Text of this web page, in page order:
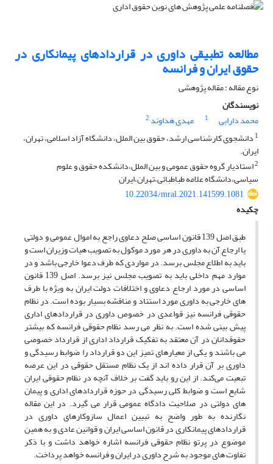
‎مطالعه تطبیقی داوری در قراردادهای پیمانکاری در
حقوق ایران و فرانسه
نوع مقاله : مقاله پژوهشی
نویسندگان
محمد دارابى
1 مهدی هداوند 2
1 دانشجوی کارشناسی ارشد، حقوق بین الملل، دانشگاه آزاد اسلامى، تهران،
ایران.
2استادیار گروه حقوق عمومی و بین الملل،دانشکده حقوق و علوم
سیاسی،دانشگاه علامه طباطبائی،تهران،ایران
10.22034/mral.2021.141599.1081
چکیده
طبق اصل 139 قانون اساسی صلح دعاوی راجع به اموال عمومی و دولتی
یا ارجاع آن به داوری در هر مورد موکول به تصویب هیات وزیران است و
باید به اطلاع مجلس برسد. در مواردی که طرف دعوا خارجی باشد و در
موارد مهم داخلی باید به تصویب مجلس نیز برسد. اصل 139 قانون
اساسی در مورد ارجاع دعاوی و اختلافات دولت ایران به ویژه با طرف
های خارجی به داوری مورد استناد و مناقشه بسیار بوده است. در نظام
حقوقی فرانسه نیز قواعدی در خصوص داوری در قراردادهای اداری
پیش بینی شده است. به نظر می رسد نظام حقوقی فرانسه که بیشتر
حقوقدانان در آن معتقد به تفکیک قرارداد اداری از قرارداد خصوصی
می باشند و یکی از معیارهای تمیز این دو قرارداد را ضوابط رسیدگی و
داوری بر آن قرار داده اند از یک نظام مستقل حقوقی در این عرصه
تبعیت می‌کند. از این رو باید گفت بر خلاف آنچه در نظام حقوقی ایران
شایع است و ضوابط کلی رسیدگی در حوزه قراردادهای اداری و پیمان
های دولتی در صلاحیت دادگاه عمومی قرار می گیرد. در این مقاله
نگارنده به طور واضح به تبیین اعمال سازوکارهای داوری در
قراردادهای پیمانکاری در قانون اساسی ایران و قوانین عادی و به همین
موضوع در پرتو نظام حقوقی فرانسه اشاره خواهد داشت و با ذکر
تفاوت های موجود به شرح داوری در ایران و فرانسه خواهد پرداخت.